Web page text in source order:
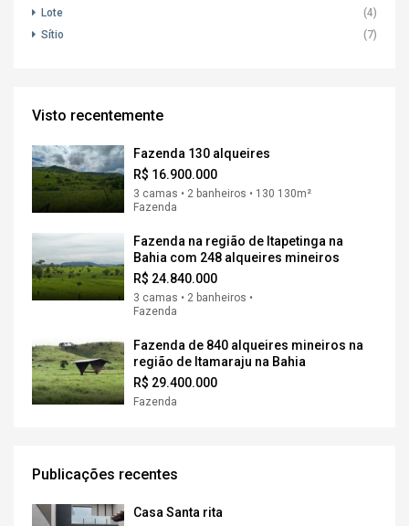
Lote
(4)
Sítio
(7)
Visto recentemente
Fazenda 130 alqueires
R$ 16.900.000
3 camas • 2 banheiros • 130 130m²
Fazenda
Fazenda na região de Itapetinga na
Bahia com 248 alqueires mineiros
R$ 24.840.000
3 camas • 2 banheiros •
Fazenda
Fazenda de 840 alqueires mineiros na
região de Itamaraju na Bahia
R$ 29.400.000
Fazenda
Publicações recentes
Casa Santa rita